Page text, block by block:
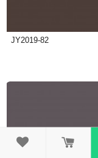

JY2019-82